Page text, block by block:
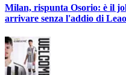
Milan, rispunta Osorio: è il
arrivare senza l'addio di Leao